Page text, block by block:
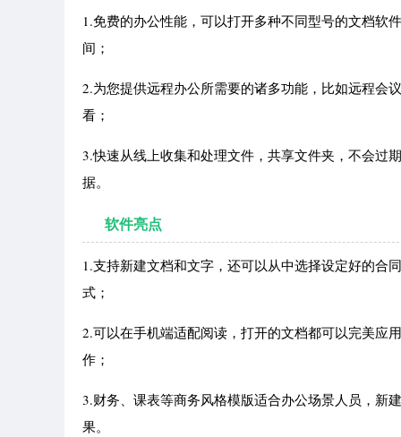
1.免费的办公性能，可以打开多种不同型号的文档软
间；
2.为您提供远程办公所需要的诸多功能，比如远程会
看；
3.快速从线上收集和处理文件，共享文件夹，不会过
据。
软件亮点
1.支持新建文档和文字，还可以从中选择设定好的合
式；
2.可以在手机端适配阅读，打开的文档都可以完美应
作；
3.财务、课表等商务风格模版适合办公场景人员，新
果。